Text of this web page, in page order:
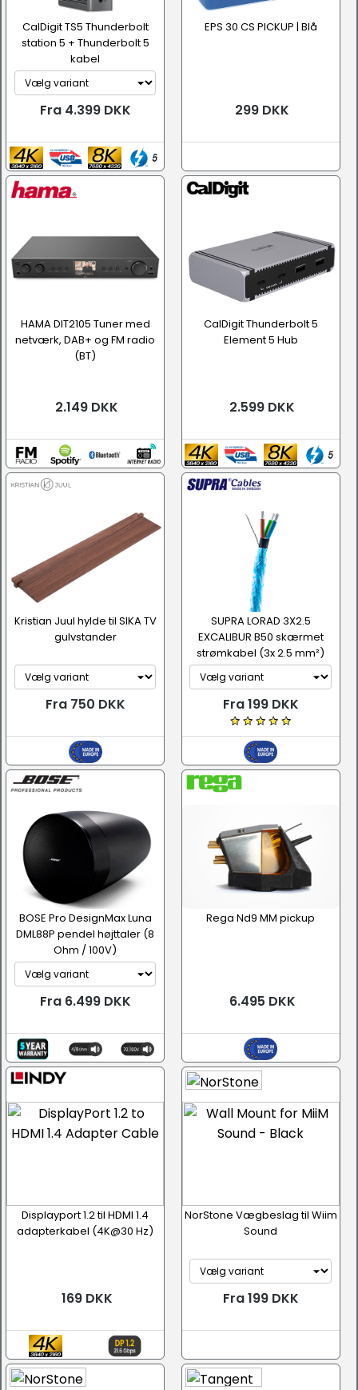
CalDigit TS5 Thunderbolt
station 5 + Thunderbolt 5
kabel
Fra 4.399 DKK
EPS 30 CS PICKUP | Blå
299 DKK
HAMA DIT2105 Tuner med
netværk, DAB+ og FM radio
(BT)
2.149 DKK
CalDigit Thunderbolt 5
Element 5 Hub
2.599 DKK
Kristian Juul hylde til SIKA TV
gulvstander
Fra 750 DKK
SUPRA LORAD 3X2.5
EXCALIBUR B50 skærmet
strømkabel (3x 2.5 mm²)
Fra 199 DKK
BOSE Pro DesignMax Luna
DML88P pendel højttaler (8
Ohm / 100V)
Fra 6.499 DKK
Rega Nd9 MM pickup
6.495 DKK
Displayport 1.2 til HDMI 1.4
adapterkabel (4K@30 Hz)
169 DKK
NorStone Vægbeslag til Wiim
Sound
Fra 199 DKK